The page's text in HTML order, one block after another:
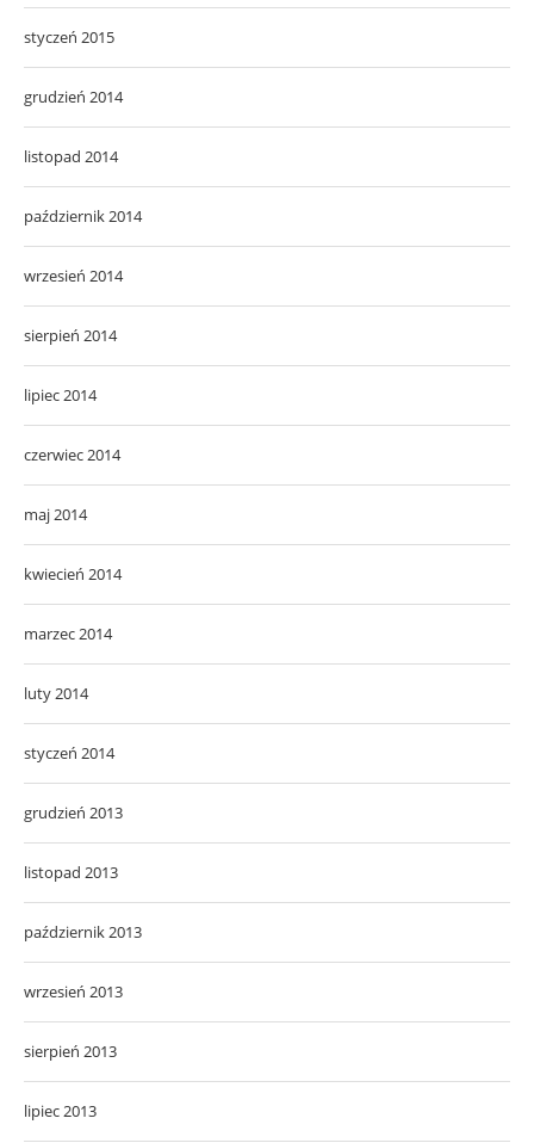
styczeń 2015
grudzień 2014
listopad 2014
październik 2014
wrzesień 2014
sierpień 2014
lipiec 2014
czerwiec 2014
maj 2014
kwiecień 2014
marzec 2014
luty 2014
styczeń 2014
grudzień 2013
listopad 2013
październik 2013
wrzesień 2013
sierpień 2013
lipiec 2013